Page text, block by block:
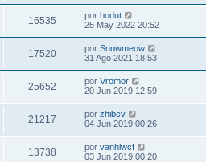
16535 por bodut
25 May 2022 20:52
17520 por Snowmeow
31 Ago 2021 18:53
25652 por Vromor
20 Jun 2019 12:59
21217 por zhibcv
04 Jun 2019 00:26
13738 por vanhlwcf
03 Jun 2019 00:20